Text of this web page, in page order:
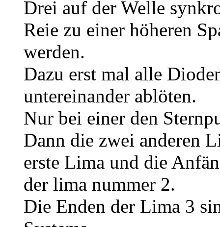
Drei auf der Welle
Reie zu einer höheren
werden.
Dazu erst mal alle
untereinander ablöten.
Nur bei einer den
Dann die zwei anderen
erste Lima und die
der lima nummer 2.
Die Enden der Lima 3